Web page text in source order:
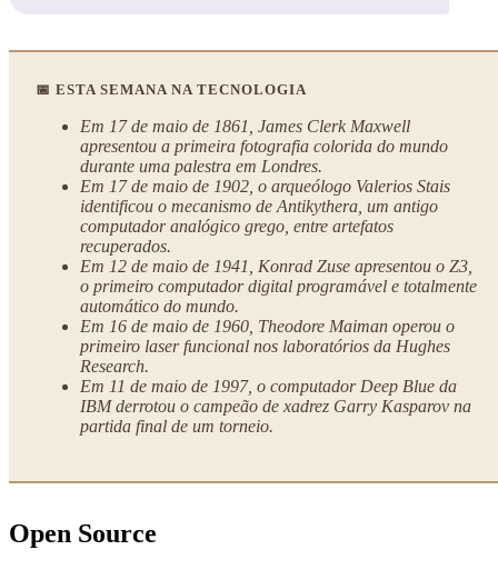
📅 ESTA SEMANA NA TECNOLOGIA
Em 17 de maio de 1861, James Clerk Maxwell
apresentou a primeira fotografia colorida do mundo
durante uma palestra em Londres.
Em 17 de maio de 1902, o arqueólogo Valerios Stais
identificou o mecanismo de Antikythera, um antigo
computador analógico grego, entre artefatos
recuperados.
Em 12 de maio de 1941, Konrad Zuse apresentou o Z3,
o primeiro computador digital programável e totalmente
automático do mundo.
Em 16 de maio de 1960, Theodore Maiman operou o
primeiro laser funcional nos laboratórios da Hughes
Research.
Em 11 de maio de 1997, o computador Deep Blue da
IBM derrotou o campeão de xadrez Garry Kasparov na
partida final de um torneio.
Open Source